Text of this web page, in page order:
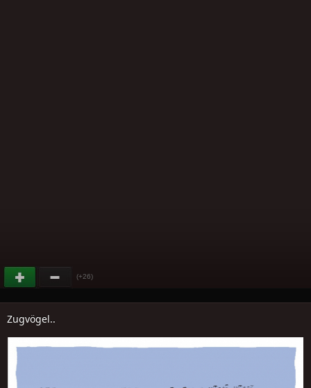
(+26)
Zugvögel..